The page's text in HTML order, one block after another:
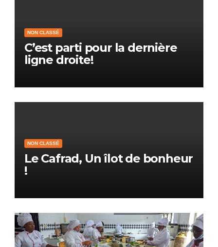
NON CLASSÉ
C’est parti pour la dernière
ligne droite!
NON CLASSÉ
Le Cafrad, Un îlot de bonheur
!